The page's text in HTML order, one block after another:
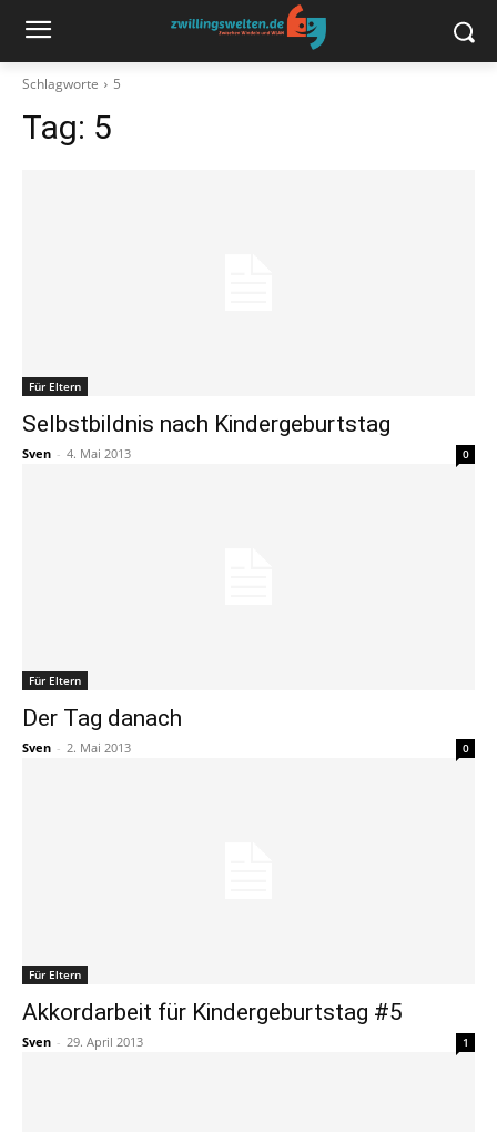
Schlagworte 5
Tag: 5
Für Eltern
Selbstbildnis nach Kindergeburtstag
Sven - 4. Mai 2013 0
Für Eltern
Der Tag danach
Sven - 2. Mai 2013 0
Für Eltern
Akkordarbeit für Kindergeburtstag #5
Sven - 29. April 2013 1